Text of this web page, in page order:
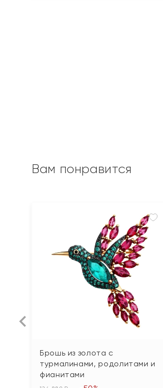
Вам понравится
Брошь из золота с
турмалинами, родолитами и
фианитами